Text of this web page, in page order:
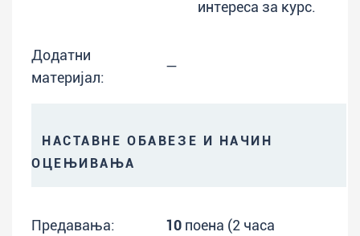
интереса за курс.
Додатни
материјал:
—
НАСТАВНЕ ОБАВЕЗЕ И НАЧИН
ОЦЕЊИВАЊА
Предавања: 10 поена (2 часа